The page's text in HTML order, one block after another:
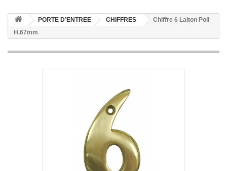
PORTE D’ENTREE CHIFFRES
Chiffre 6 Laiton Poli
H.67mm